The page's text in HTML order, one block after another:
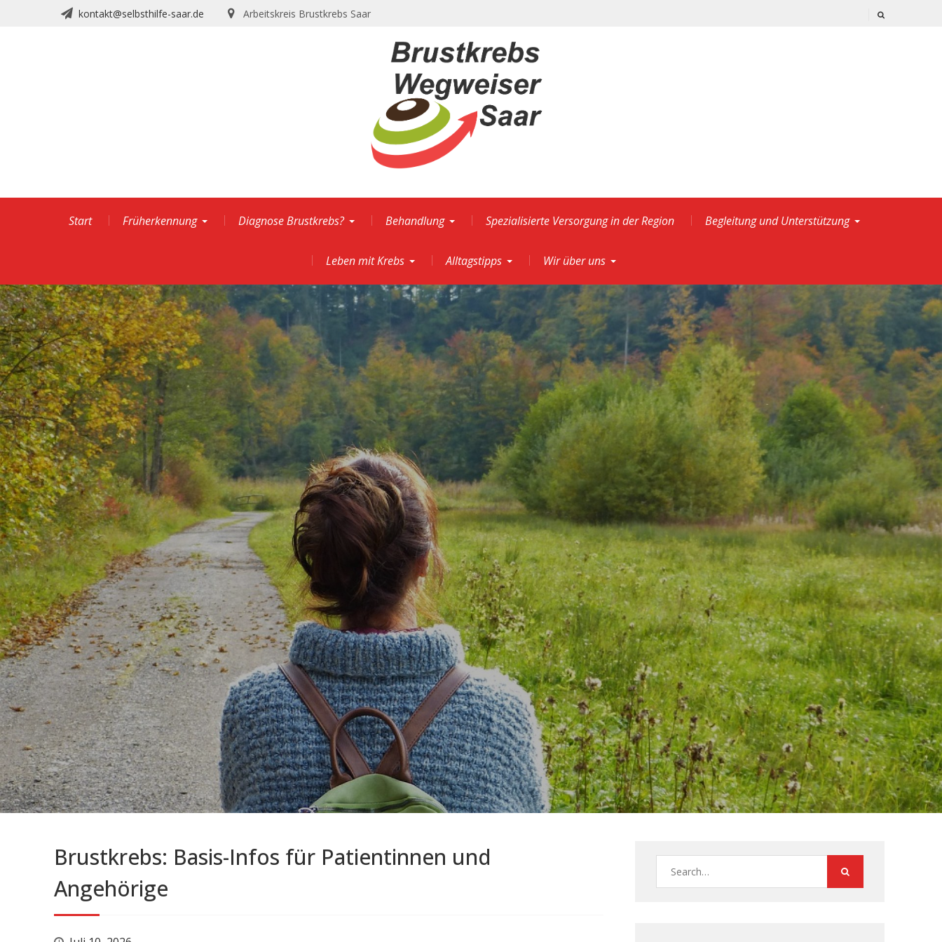
kontakt@selbsthilfe-saar.de Arbeitskreis Brustkrebs Saar
Start Früherkennung Diagnose Brustkrebs? Behandlung Spezialisierte Versorgung in der Region Begleitung und Unterstützung
Leben mit Krebs Alltagstipps Wir über uns
Brustkrebs: Basis-Infos für Patientinnen und
Angehörige